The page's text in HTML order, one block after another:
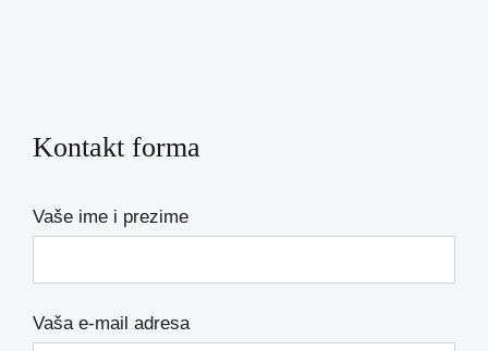
Kontakt forma
Vaše ime i prezime
Vaša e-mail adresa